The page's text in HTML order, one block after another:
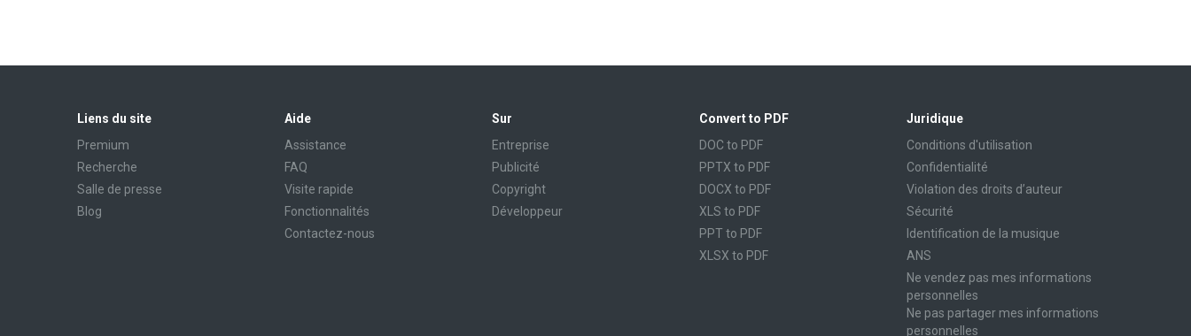
Liens du site
Premium
Recherche
Salle de presse
Blog
Aide
Assistance
FAQ
Visite rapide
Fonctionnalités
Contactez-nous
Sur
Entreprise
Publicité
Copyright
Développeur
Convert to PDF
DOC to PDF
PPTX to PDF
DOCX to PDF
XLS to PDF
PPT to PDF
XLSX to PDF
Juridique
Conditions d'utilisation
Confidentialité
Violation des droits d’auteur
Sécurité
Identification de la musique
ANS
Ne vendez pas mes informations
personnelles
Ne pas partager mes informations
personnelles